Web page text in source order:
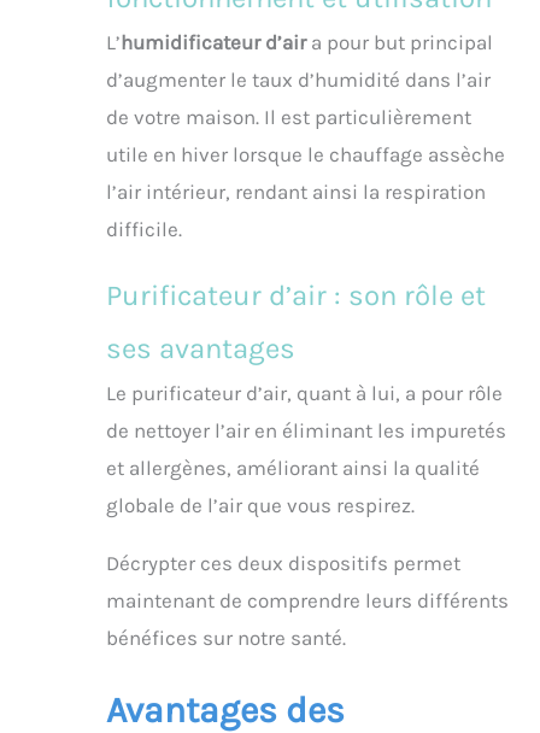
L’humidificateur d’aira pour but principal
d’augmenter le taux d’humidité dans l’air
de votre maison. Il est particulièrement
utile en hiver lorsque le chauffage assèche
l’air intérieur, rendant ainsi la respiration
difficile.
Purificateur d’air : son rôle et
ses avantages
Le purificateur d’air, quant à lui, a pour rôle
de nettoyer l’air en éliminant les impuretés
et allergènes, améliorant ainsi la qualité
globale de l’air que vous respirez.
Décrypter ces deux dispositifs permet
maintenant de comprendre leurs différents
bénéfices sur notre santé.
Avantages des